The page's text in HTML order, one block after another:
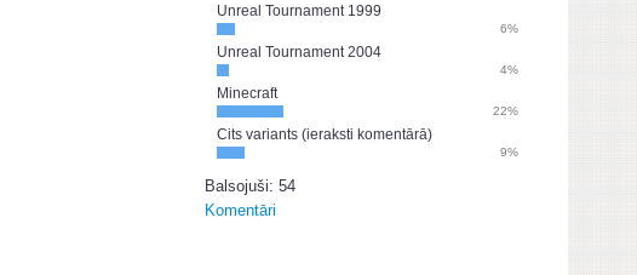
Unreal Tournament 1999
6%
Unreal Tournament 2004
4%
Minecraft
22%
Cits variants (ieraksti komentārā)
9%
Balsojuši: 54
Komentāri